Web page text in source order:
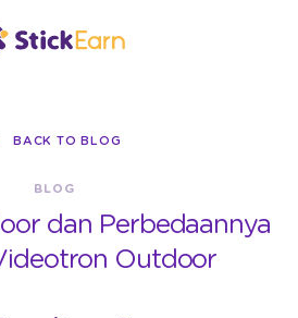
BACK TO BLOG
BLOG
dan Perbedaannya
Outdoor